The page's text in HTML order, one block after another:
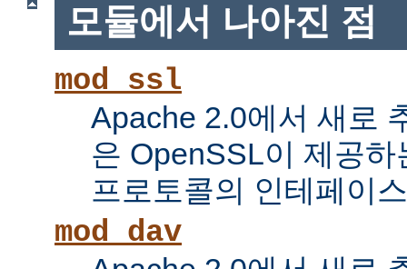
모듈에서 나아진 점
mod_ssl
Apache 2.0에서 새로
은 OpenSSL이 제공
프로토콜의 인테페이
mod_dav